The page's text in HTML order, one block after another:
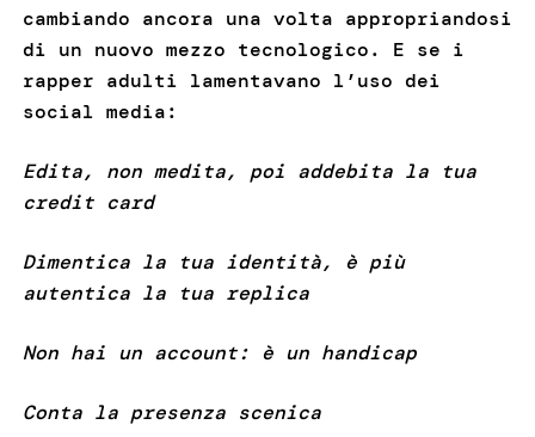
cambiando ancora una volta appropriandosi
di un nuovo mezzo tecnologico. E se i
rapper adulti lamentavano l’uso dei
social media:
Edita, non medita, poi addebita la tua
credit card
Dimentica la tua identità, è più
autentica la tua replica
Non hai un account: è un handicap
Conta la presenza scenica